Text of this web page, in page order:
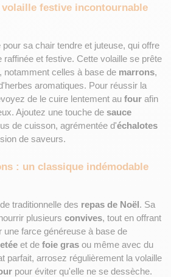
volaille festive incontournable
pour sa chair tendre et juteuse, qui offre
raffinée et festive. Cette volaille se prête
notamment celles à base de marrons,
aromatiques. Pour réussir la
de le cuire lentement au four afin
Ajoutez une touche de sauce
de cuisson, agrémentée d'échalotes
de saveurs.
: un classique indémodable
traditionnelle des repas de Noël . Sa
plusieurs convives, tout en offrant
et de foie gras ou même avec du
parfait, arrosez régulièrement la volaille
pour éviter qu'elle ne se dessèche.